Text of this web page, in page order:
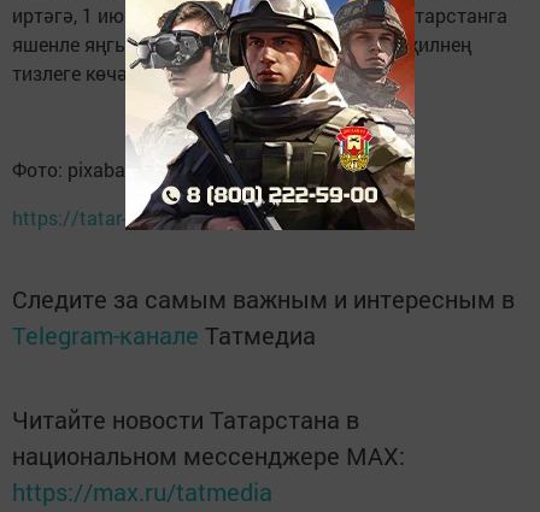
иртәгә, 1 июньдә, атмосфера фронтлары Татарстанга
яшенле яңгырлар алып киләчәк. Шулай ук җилнең
тизлеге көчәер һәм боз явар дип көтелә.
Фото: pixabay.com
https://tatar-inform.tatar
Следите за самым важным и интересным в
Telegram-канале Татмедиа
Читайте новости Татарстана в
национальном мессенджере MАХ:
https://max.ru/tatmedia